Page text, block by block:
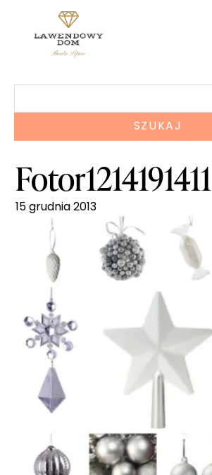
Fotor1214191411
15 grudnia 2013